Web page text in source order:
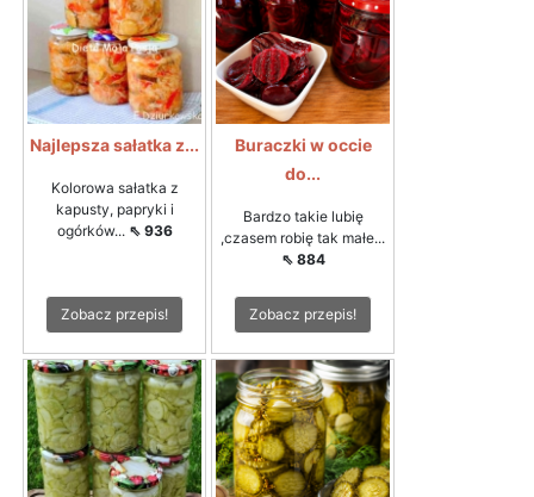
Najlepsza sałatka z...
Kolorowa sałatka z
kapusty, papryki i
ogórków... ⇖ 936
Zobacz przepis!
Buraczki w occie
do...
Bardzo takie lubię
,czasem robię tak małe...
⇖ 884
Zobacz przepis!